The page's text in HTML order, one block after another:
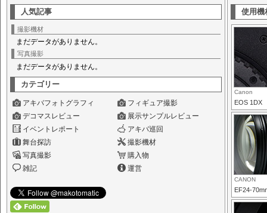
人気記事
撮影機材
まだデータがありません。
写真撮影
まだデータがありません。
カテゴリー
アキバフォトグラフィ
フィギュア撮影
デコマスレビュー
展示サンプルレビュー
イベントレポート
アキバ巡回
舞台探訪
撮影機材
写真撮影
購入物
雑記
運営
使用機
Canon
EOS 1DX
CANON
EF24-